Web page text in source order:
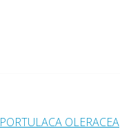
OLERACEA